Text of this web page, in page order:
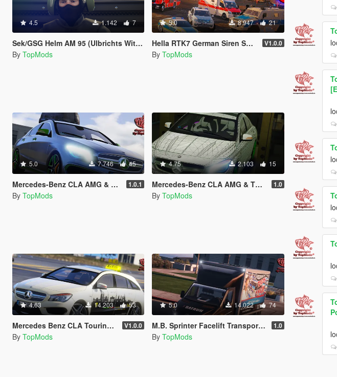
4.5 1.142 7
Sek/GSG Helm AM 95 (Ulbrichts Witwe)
By TopMods
5.0 8.947 21
Hella RTK7 German Siren Sounds V1.0.0
By TopMods
5.0 7.746 45
Mercedes-Benz CLA AMG & TM Edition 1.0.1
By TopMods
4.75 2.103 15
Mercedes-Benz CLA AMG & TM Template Edition 1.0
By TopMods
4.63 14.203 53
Mercedes Benz CLA Touring Germany Taxi + Taxilight Script V1.0.0
By TopMods
5.0 14.022 74
M.B. Sprinter Facelift Transporter [Replace Template] 1.0
By TopMods